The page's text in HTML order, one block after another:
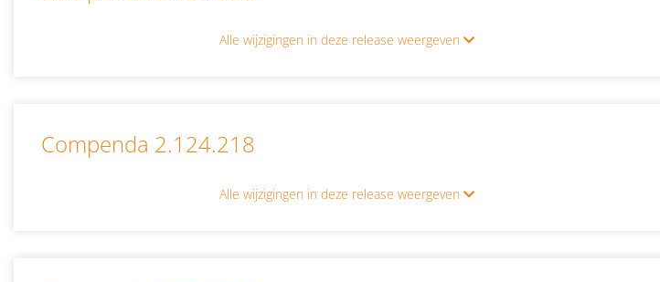
Alle wijzigingen in deze release weergeven
Compenda 2.124.218
Alle wijzigingen in deze release weergeven